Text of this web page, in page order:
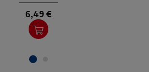
6,49 €